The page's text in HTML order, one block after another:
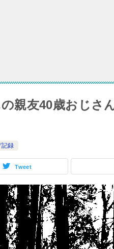
親友40歳おじさ
記録
Tweet